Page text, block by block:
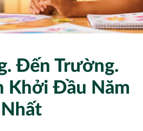
TĂNG TRƯỞNG CHO TRẺ NHỎ
GIÚP VIỆC
NGOÀI KHƠI
HỒI SỨC HÔ HẤP TUẦN
CƠ BẢN
QUAN TRỌN GÓI
Đến Trường.
Khởi Đầu Năm
Nhất